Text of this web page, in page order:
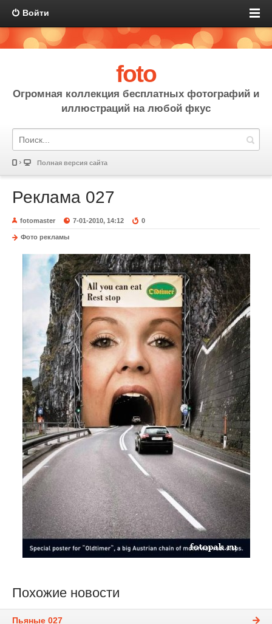
Войти
foto
Огромная коллекция бесплатных фотографий и
иллюстраций на любой фкус
Полная версия сайта
Реклама 027
fotomaster 7-01-2010, 14:12 0
Фото рекламы
Похожие новости
Пьяные 027